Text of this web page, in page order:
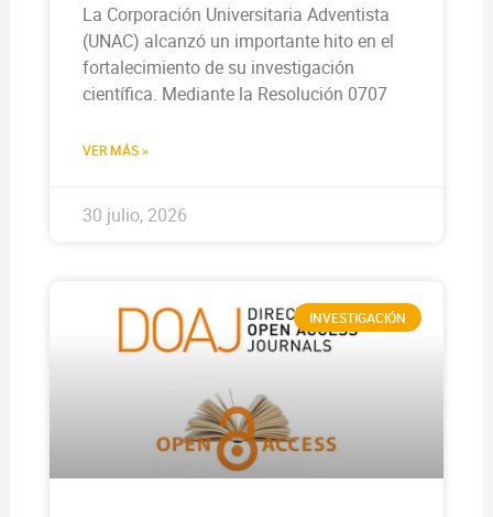
La Corporación Universitaria Adventista
(UNAC) alcanzó un importante hito en el
fortalecimiento de su investigación
científica. Mediante la Resolución 0707
VER MÁS »
30 julio, 2026
INVESTIGACIÓN